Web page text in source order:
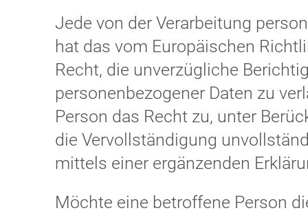
Jede von der Verarbeitung
hat das vom Europäischen
Recht, die unverzügliche
personenbezogener Daten zu
Person das Recht zu, unter
die Vervollständigung
mittels einer ergänzenden
Möchte eine betroffene Person